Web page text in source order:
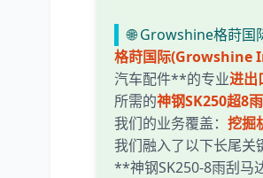
🌐 Growshine格莳国
格莳国际
汽车配件**的专业进出
所需的神钢SK250超8
我们的业务覆盖： 挖掘
我们融入了以下长尾关
**神钢SK250-8雨刮马